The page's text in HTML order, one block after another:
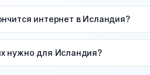
интернет в Исландия?
нужно для Исландия?